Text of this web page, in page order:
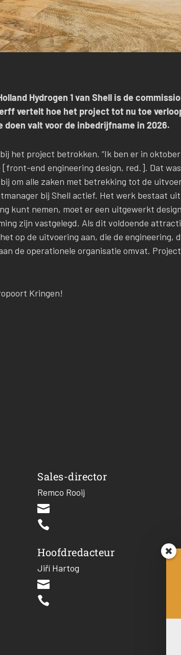
Hydrogen 1 van Shell is de
vertelt hoe het project tot nu toe
valt voor de inbedrijfname in 2026.
het project betrokken. “Ik ben er in oktober
end engineering design, red.]. Dat
om alle zaken met betrekking tot de
bij Shell actief. Het werk bestaat
kunt nemen, moet er een uitgewerkt
zijn vastgelegd. Als dit voldoende
op de uitvoering aan, die de engineering,
de operationele organisatie omvat.
Kringen!
Sales-director
Remco Rooij


Hoofdredacteur
Jiří Hartog

